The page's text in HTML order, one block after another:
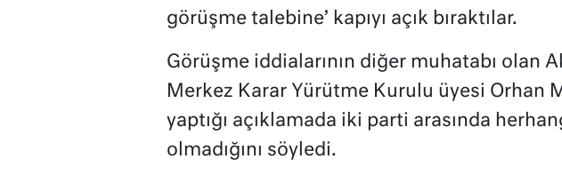
görüşme talebine’ kapıyı açık bıraktılar.
Görüşme iddialarının diğer muhatabı olan
Merkez Karar Yürütme Kurulu üyesi Orhan
yaptığı açıklamada iki parti arasında
olmadığını söyledi.